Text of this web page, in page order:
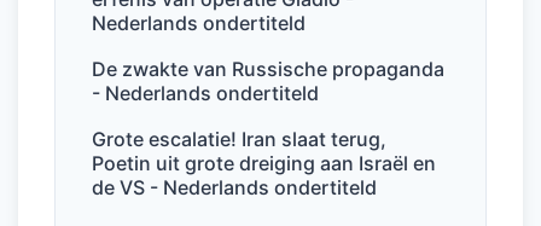
Nederlands ondertiteld
De zwakte van Russische propaganda
- Nederlands ondertiteld
Grote escalatie! Iran slaat terug,
Poetin uit grote dreiging aan Israël en
de VS - Nederlands ondertiteld